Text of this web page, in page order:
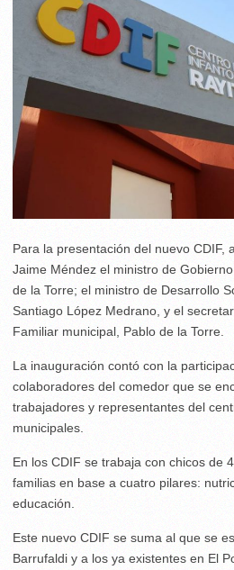
Para la presentación del nuevo CDIF,
Jaime Méndez el ministro de
de la Torre; el ministro de Desarrollo
Santiago López Medrano, y el
Familiar municipal, Pablo de la Torre.
La inauguración contó con la
colaboradores del comedor que se
trabajadores y representantes del
municipales.
En los CDIF se trabaja con chicos de
familias en base a cuatro pilares:
educación.
Este nuevo CDIF se suma al que se
Barrufaldi y a los ya existentes en El